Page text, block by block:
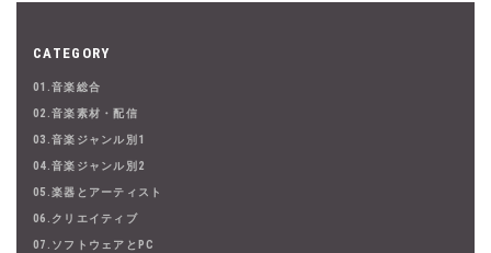
CATEGORY
01.音楽総合
02.音楽素材・配信
03.音楽ジャンル別1
04.音楽ジャンル別2
05.楽器とアーティスト
06.クリエイティブ
07.ソフトウェアとPC